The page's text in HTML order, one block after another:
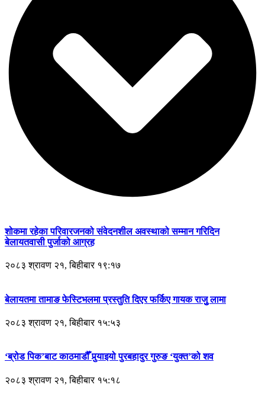
शोकमा रहेका परिवारजनको संवेदनशील अवस्थाको सम्मान गरिदिन
बेलायतवासी पुर्जाको आग्रह
२०८३ श्रावण २१, बिहीबार १९:१७
बेलायतमा तामाङ फेस्टिभलमा प्रस्तुति दिएर फर्किए गायक राजुु लामा
२०८३ श्रावण २१, बिहीबार १५:५३
‘ब्रोड पिक’बाट काठमाडौँ पुर्‍याइयो पुरबहादुर गुरुङ ‘युक्त’को शव
२०८३ श्रावण २१, बिहीबार १५:१८